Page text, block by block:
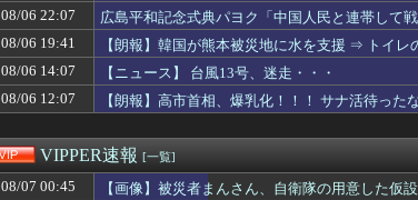
【動画】タイの立ちんぼ女子さん、路上で特別サービスをや
【警告】ADHDグレーと診断された子供たち、高確率で『こ
【まどマギ】ループものの9割は物語開始時点が既にn周目だっ
【朗報】漫画家「アニメ化決定！？嬉しい！！」→「なんな
【朗報】上戸彩さん(40)まだかわいい
【UFO戦士ダイアポロン】NEO ダイナマイトアクション「ダ
【画像】お前らこの超美人が整形か否か判定たのむ！！
接近禁止命令を受けていた職場の男が白いタキシードで同僚
ガンダムゲーって他社ゲーのインスパイア多いよね
08/06 22:07
広島平和記念式典パヨク「中国人民と連帯して
08/06 19:41
【朗報】韓国が熊本被災地に水を支援 ⇒ トイレ
08/06 14:07
【ニュース】 台風13号、迷走・・・
08/06 12:07
【朗報】高市首相、爆乳化！！！ サナ活待った
VIPPER速報 [一覧]
08/07 00:45
【画像】被災者まんさん、自衛隊の用意した仮